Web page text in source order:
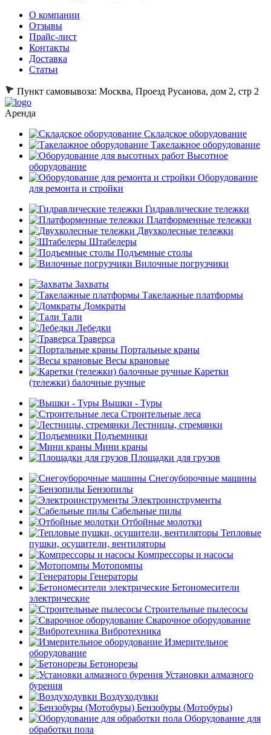
О компании
Отзывы
Прайс-лист
Контакты
Доставка
Статьи
Пункт самовывоза: Москва, Проезд Русанова, дом 2, стр 2
Аренда
Складское оборудование
Такелажное оборудование
Высотное
оборудование
Оборудование
для ремонта и стройки
Гидравлические тележки
Платформенные тележки
Двухколесные тележки
Штабелеры
Подъемные столы
Вилочные погрузчики
Захваты
Такелажные платформы
Домкраты
Тали
Лебедки
Траверса
Портальные краны
Весы крановые
Каретки
(тележки) балочные ручные
Вышки - Туры
Строительные леса
Лестницы, стремянки
Подъемники
Мини краны
Площадки для грузов
Снегоуборочные машины
Бензопилы
Электроинструменты
Сабельные пилы
Отбойные молотки
Тепловые
пушки, осушители, вентиляторы
Компрессоры и насосы
Мотопомпы
Генераторы
Бетономесители
электрические
Строительные пылесосы
Сварочное оборудование
Вибротехника
Измерительное
оборудование
Бетонорезы
Установки алмазного
бурения
Воздуходувки
Бензобуры (Мотобуры)
Оборудование для
обработки пола